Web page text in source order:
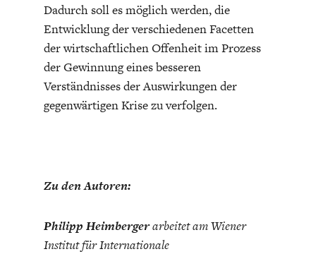
Dadurch soll es möglich werden, die
Entwicklung der verschiedenen Facetten
der wirtschaftlichen Offenheit im Prozess
der Gewinnung eines besseren
Verständnisses der Auswirkungen der
gegenwärtigen Krise zu verfolgen.
Zu den Autoren:
Philipp Heimbergerarbeitet am Wiener
Institut für Internationale